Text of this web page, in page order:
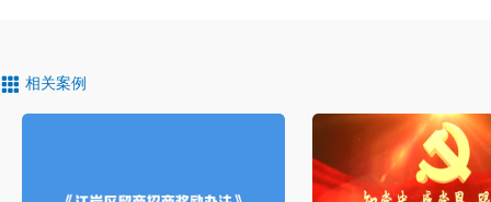
相关案例